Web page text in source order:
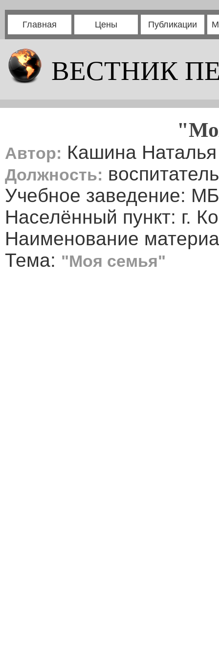
Главная Цены Публикации
ВЕСТНИК
Автор: Кашина
Должность: воспитатель
Учебное заведение:
Населённый пункт: г.
Наименование
Тема: "Моя семья"